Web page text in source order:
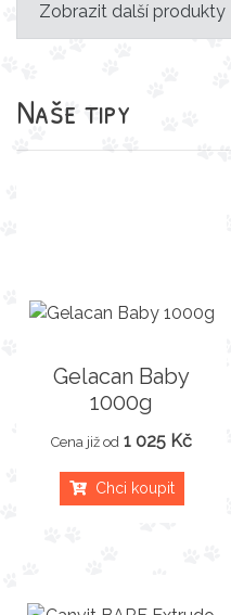
Zobrazit další produkty
Naše tipy
Gelacan Baby
1000g
Cena již od 1 025 Kč
Chci koupit